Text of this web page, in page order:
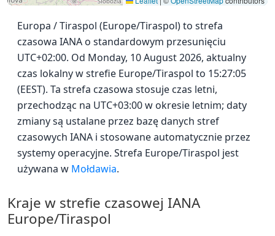
Europa / Tiraspol (Europe/Tiraspol) to strefa
czasowa IANA o standardowym przesunięciu
UTC+02:00. Od Monday, 10 August 2026, aktualny
czas lokalny w strefie Europe/Tiraspol to 15:27:05
(EEST). Ta strefa czasowa stosuje czas letni,
przechodząc na UTC+03:00 w okresie letnim; daty
zmiany są ustalane przez bazę danych stref
czasowych IANA i stosowane automatycznie przez
systemy operacyjne. Strefa Europe/Tiraspol jest
używana w Mołdawia.
Kraje w strefie czasowej IANA
Europe/Tiraspol